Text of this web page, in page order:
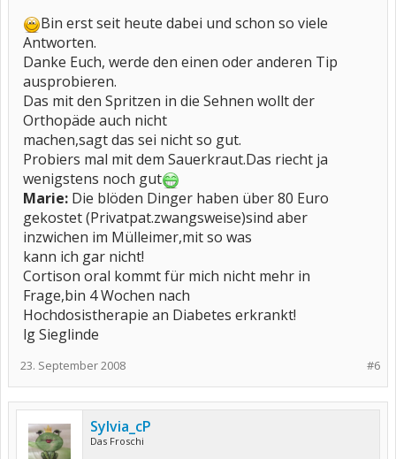
Bin erst seit heute dabei und schon so viele
Antworten.
Danke Euch, werde den einen oder anderen Tip
ausprobieren.
Das mit den Spritzen in die Sehnen wollt der
Orthopäde auch nicht
machen,sagt das sei nicht so gut.
Probiers mal mit dem Sauerkraut.Das riecht ja
wenigstens noch gut
Marie: Die blöden Dinger haben über 80 Euro
gekostet (Privatpat.zwangsweise)sind aber
inzwichen im Mülleimer,mit so was
kann ich gar nicht!
Cortison oral kommt für mich nicht mehr in
Frage,bin 4 Wochen nach
Hochdosistherapie an Diabetes erkrankt!
lg Sieglinde
#6
23. September 2008
Sylvia_cP
Das Froschi